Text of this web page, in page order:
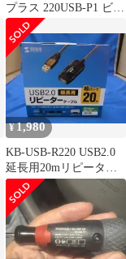
プラス 220USB-P1 ビッ
ト・ケース付 工具 電動
ドライバー VESSEL 中
古品
¥1,980
KB-USB-R220 USB2.0
延長用20mリピーター
ケーブル